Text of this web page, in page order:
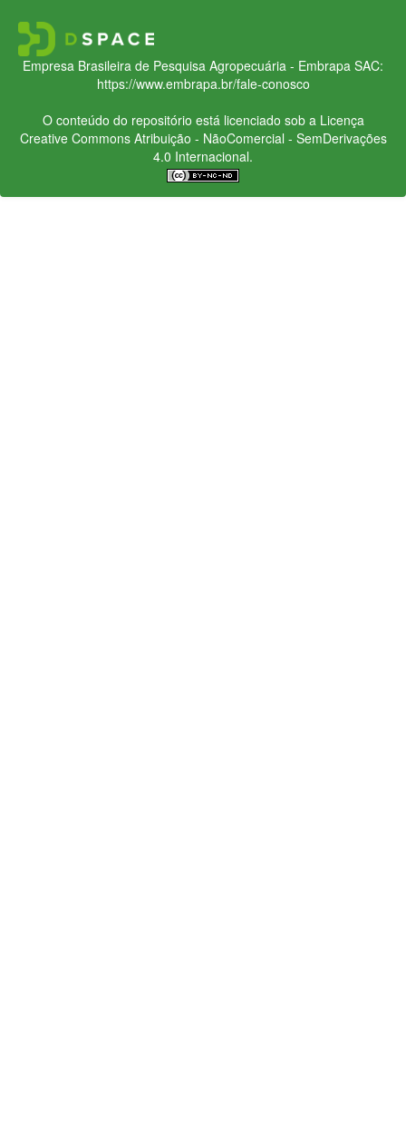
Empresa Brasileira de Pesquisa Agropecuária - Embrapa SAC:
https://www.embrapa.br/fale-conosco
O conteúdo do repositório está licenciado sob a Licença
Creative CommonsAtribuição - NãoComercial - SemDerivações
4.0 Internacional.